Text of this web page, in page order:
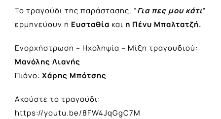
Το τραγούδι της παράστασης, “Για πες μου κάτι”
ερμηνεύουν η Ευσταθία και η Πένυ Μπαλτατζή.
Ενορχήστρωση – Ηχοληψία – Μίξη τραγουδιού:
Μανόλης Λιανής
Πιάνο: Χάρης Μπότσης
Ακούστε το τραγούδι:
https://youtu.be/8FW4JqGgC7M